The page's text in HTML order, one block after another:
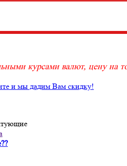
курсами валют, цену на
и мы дадим Вам скидку!